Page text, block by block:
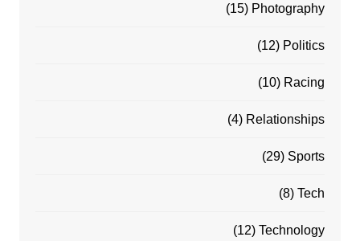
Photography
(15)
Politics
(12)
Racing
(10)
Relationships
(4)
Sports
(29)
Tech
(8)
Technology
(12)